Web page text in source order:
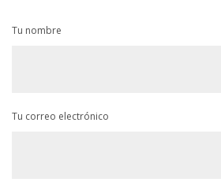
Tu nombre
Tu correo electrónico